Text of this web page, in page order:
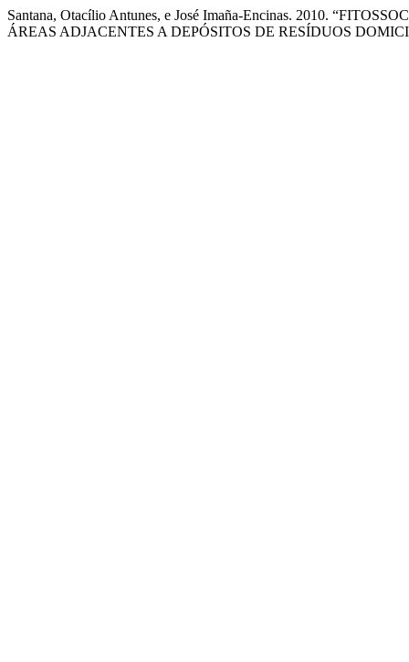
Santana, Otacílio Antunes, e José Imaña-Encinas. 2010.
ÁREAS ADJACENTES A DEPÓSITOS DE RESÍDUOS